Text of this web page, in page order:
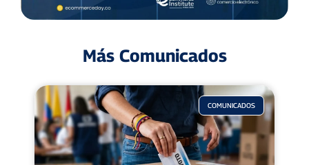
Más Comunicados
COMUNICADOS